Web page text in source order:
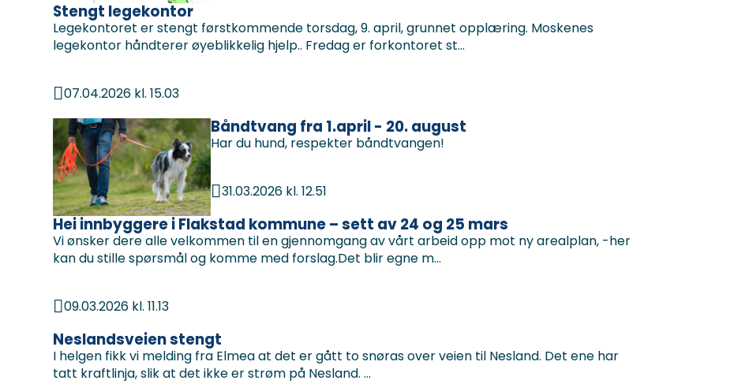
Stengt legekontor
Legekontoret er stengt førstkommende torsdag, 9. april, grunnet opplæring. Moskenes
legekontor håndterer øyeblikkelig hjelp.. Fredag er forkontoret st...
Publisert
07.04.2026 kl. 15.03
Båndtvang fra 1.april - 20. august
Har du hund, respekter båndtvangen!
Publisert
31.03.2026 kl. 12.51
Hei innbyggere i Flakstad kommune – sett av 24 og 25 mars
Vi ønsker dere alle velkommen til en gjennomgang av vårt arbeid opp mot ny arealplan, -her
kan du stille spørsmål og komme med forslag.Det blir egne m...
Publisert
09.03.2026 kl. 11.13
Neslandsveien stengt
I helgen fikk vi melding fra Elmea at det er gått to snøras over veien til Nesland. Det ene har
tatt kraftlinja, slik at det ikke er strøm på Nesland. ...